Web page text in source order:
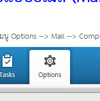
นู Options --> Mail -->